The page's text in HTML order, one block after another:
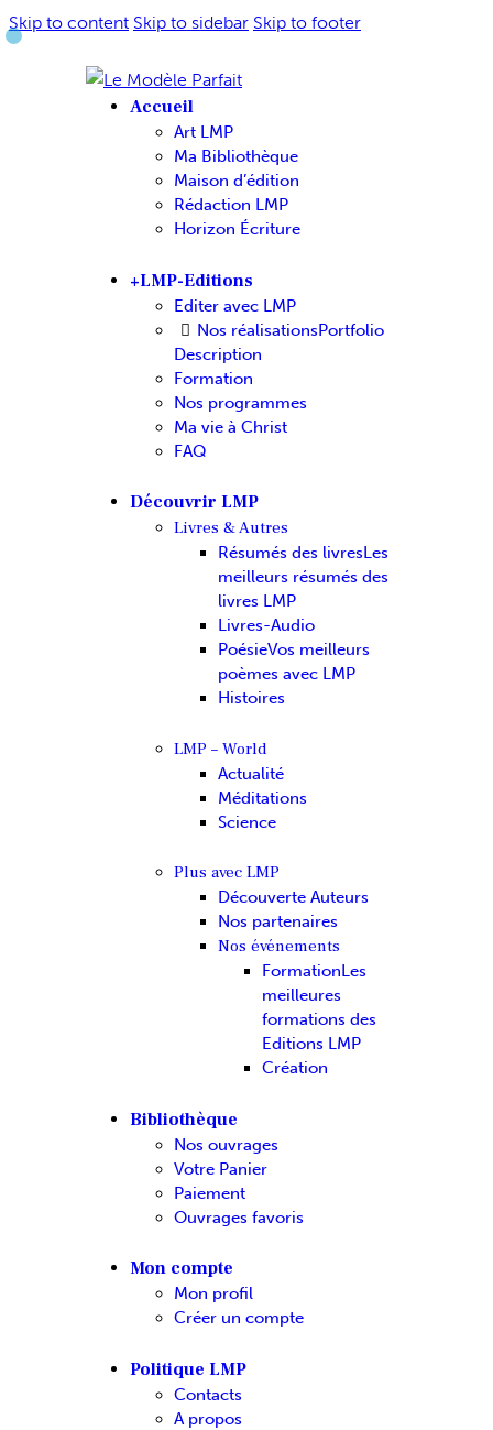
Skip to content Skip to sidebar Skip to footer
Accueil
Art LMP
Ma Bibliothèque
Maison d’édition
Rédaction LMP
Horizon Écriture
+LMP-Editions
Editer avec LMP
Nos réalisationsPortfolio
Description
Formation
Nos programmes
Ma vie à Christ
FAQ
Découvrir LMP
Livres & Autres
Résumés des livresLes
meilleurs résumés des
livres LMP
Livres-Audio
PoésieVos meilleurs
poèmes avec LMP
Histoires
LMP – World
Actualité
Méditations
Science
Plus avec LMP
Découverte Auteurs
Nos partenaires
Nos événements
FormationLes
meilleures
formations des
Editions LMP
Création
Bibliothèque
Nos ouvrages
Votre Panier
Paiement
Ouvrages favoris
Mon compte
Mon profil
Créer un compte
Politique LMP
Contacts
A propos